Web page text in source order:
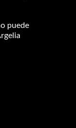
puede